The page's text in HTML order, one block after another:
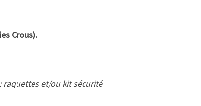
Crous).
raquettes et/ou kit sécurité